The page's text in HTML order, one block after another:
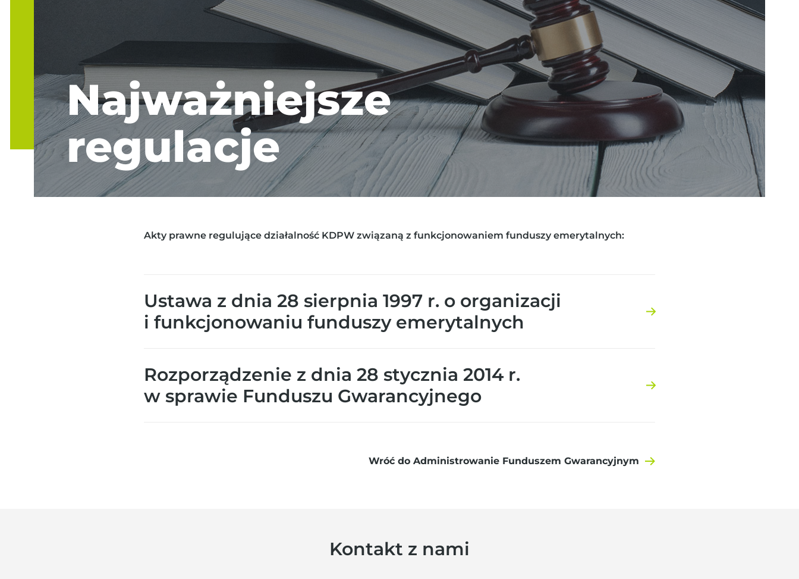
Najważniejsze
regulacje
Akty prawne regulujące działalność KDPW związaną z funkcjonowaniem funduszy emerytalnych:
Ustawa z dnia 28 sierpnia 1997 r. o organizacji
i funkcjonowaniu funduszy emerytalnych
Rozporządzenie z dnia 28 stycznia 2014 r.
w sprawie Funduszu Gwarancyjnego
Wróć do Administrowanie Funduszem Gwarancyjnym
Kontakt z nami